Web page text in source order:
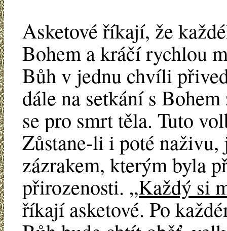
Asketové říkají, že
Bohem a kráčí rychlou
Bůh v jednu chvíli
dále na setkání s
se pro smrt těla. Tuto
Zůstane-li i poté
zázrakem, kterým byla
přirozenosti. „Každý si
říkají asketové. Po